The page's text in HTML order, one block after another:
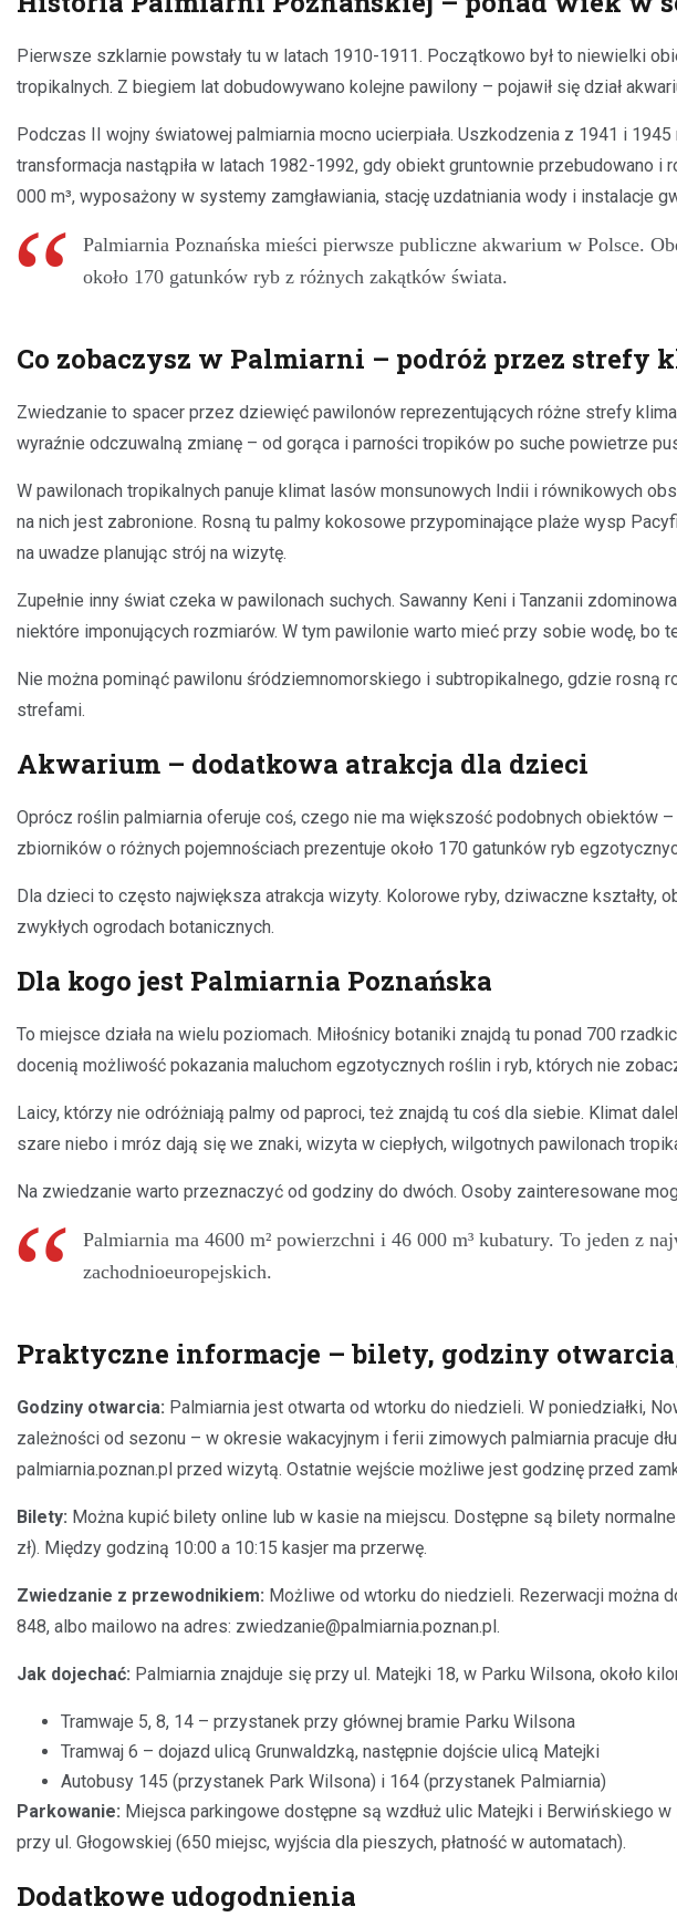
Pierwsze szklarnie powstały tu w latach 1910-1911. Początkowo był to niewielki
tropikalnych. Z biegiem lat dobudowywano kolejne pawilony – pojawił się dział
Podczas II wojny światowej palmiarnia mocno ucierpiała. Uszkodzenia z 1941 i
transformacja nastąpiła w latach 1982-1992, gdy obiekt gruntownie przebudowano
000 m³, wyposażony w systemy zamgławiania, stację uzdatniania wody i instalacje
Palmiarnia Poznańska mieści pierwsze publiczne akwarium w Polsce.
około 170 gatunków ryb z różnych zakątków świata.
Co zobaczysz w Palmiarni – podróż przez strefy
Zwiedzanie to spacer przez dziewięć pawilonów reprezentujących różne strefy
wyraźnie odczuwalną zmianę – od gorąca i parności tropików po suche powietrze
W pawilonach tropikalnych panuje klimat lasów monsunowych Indii i równikowych
na nich jest zabronione. Rosną tu palmy kokosowe przypominające plaże wysp
na uwadze planując strój na wizytę.
Zupełnie inny świat czeka w pawilonach suchych. Sawanny Keni i Tanzanii
niektóre imponujących rozmiarów. W tym pawilonie warto mieć przy sobie wodę, bo
Nie można pominąć pawilonu śródziemnomorskiego i subtropikalnego, gdzie rosną
strefami.
Akwarium – dodatkowa atrakcja dla dzieci
Oprócz roślin palmiarnia oferuje coś, czego nie ma większość podobnych obiektów
zbiorników o różnych pojemnościach prezentuje około 170 gatunków ryb
Dla dzieci to często największa atrakcja wizyty. Kolorowe ryby, dziwaczne
zwykłych ogrodach botanicznych.
Dla kogo jest Palmiarnia Poznańska
To miejsce działa na wielu poziomach. Miłośnicy botaniki znajdą tu ponad 700
docenią możliwość pokazania maluchom egzotycznych roślin i ryb, których nie
Laicy, którzy nie odróżniają palmy od paproci, też znajdą tu coś dla siebie. Klimat
szare niebo i mróz dają się we znaki, wizyta w ciepłych, wilgotnych pawilonach
Na zwiedzanie warto przeznaczyć od godziny do dwóch. Osoby zainteresowane
Palmiarnia ma 4600 m² powierzchni i 46 000 m³ kubatury. To jeden z
zachodnioeuropejskich.
Praktyczne informacje – bilety, godziny
Godziny otwarcia: Palmiarnia jest otwarta od wtorku do niedzieli. W poniedziałki,
zależności od sezonu – w okresie wakacyjnym i ferii zimowych palmiarnia pracuje
palmiarnia.poznan.pl przed wizytą. Ostatnie wejście możliwe jest godzinę przed
Bilety: Można kupić bilety online lub w kasie na miejscu. Dostępne są bilety
zł). Między godziną 10:00 a 10:15 kasjer ma przerwę.
Zwiedzanie z przewodnikiem: Możliwe od wtorku do niedzieli. Rezerwacji można
848, albo mailowo na adres: zwiedzanie@palmiarnia.poznan.pl.
Jak dojechać: Palmiarnia znajduje się przy ul. Matejki 18, w Parku Wilsona, około
Tramwaje 5, 8, 14 – przystanek przy głównej bramie Parku Wilsona
Tramwaj 6 – dojazd ulicą Grunwaldzką, następnie dojście ulicą Matejki
Autobusy 145 (przystanek Park Wilsona) i 164 (przystanek Palmiarnia)
Parkowanie: Miejsca parkingowe dostępne są wzdłuż ulic Matejki i Berwińskiego
przy ul. Głogowskiej (650 miejsc, wyjścia dla pieszych, płatność w automatach).
Dodatkowe udogodnienia